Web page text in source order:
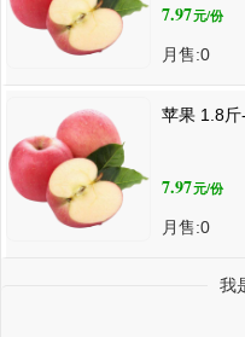
7.97元/份
月售:0
苹果 1.8
7.97元/份
月售:0
我